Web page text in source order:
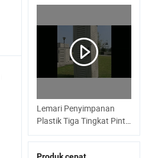
Lemari Penyimpanan
Plastik Tiga Tingkat Pintu
Ganda Tahan UV untuk
Rumah yang Dibangun